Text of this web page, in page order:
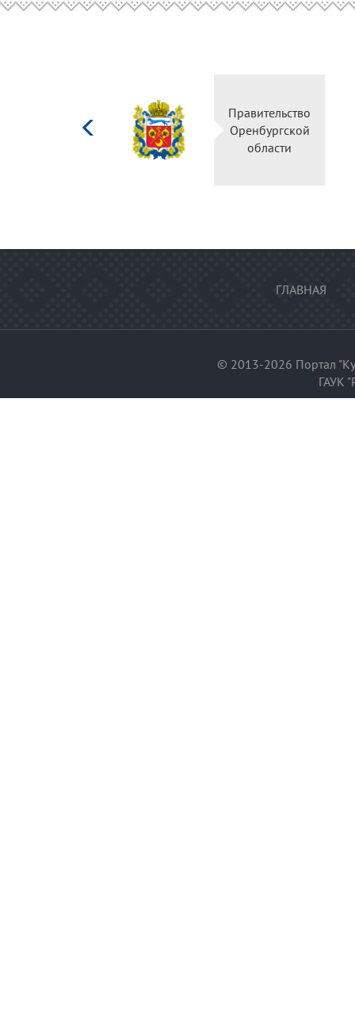
Правительство
Оренбургской
области
ГЛАВНАЯ
© 2013-2026 Портал
ГАУК